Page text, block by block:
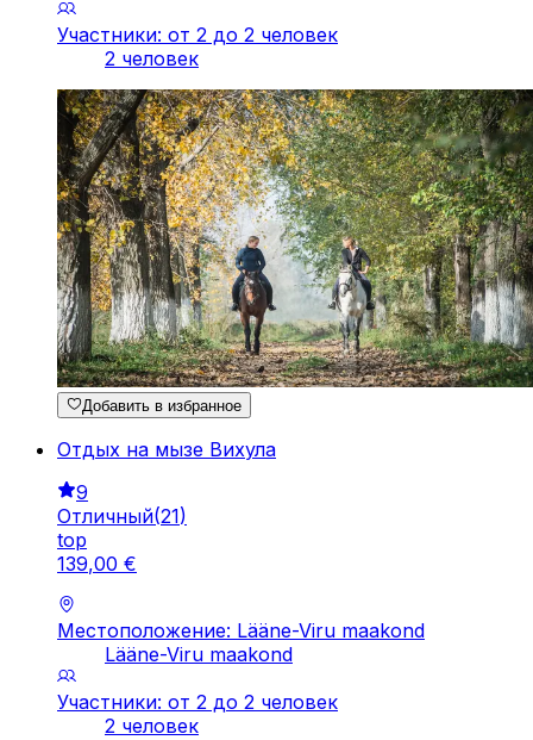
Участники: от 2 до 2 человек
2 человек
Добавить в избранное
Отдых на мызе Вихула
9
Отличный(21)
top
139,00 €
Местоположение: Lääne-Viru maakond
Lääne-Viru maakond
Участники: от 2 до 2 человек
2 человек